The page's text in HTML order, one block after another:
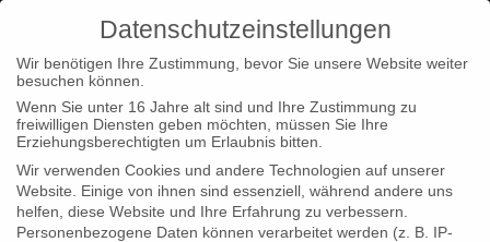
Home Typ|News Typ|Filmnews
“Lebt Wohl, Genossen!
TV-Serie” und “Lebt Wohl, Genossen! Interactive” in Produktion
Datenschutzeinstellungen
Wir benötigen Ihre Zustimmung, bevor Sie unsere Website weiter
besuchen können.
Wenn Sie unter 16 Jahre alt sind und Ihre Zustimmung zu
freiwilligen Diensten geben möchten, müssen Sie Ihre
Erziehungsberechtigten um Erlaubnis bitten.
Wir verwenden Cookies und andere Technologien auf unserer
Website. Einige von ihnen sind essenziell, während andere uns
helfen, diese Website und Ihre Erfahrung zu verbessern.
Personenbezogene Daten können verarbeitet werden (z. B. IP-